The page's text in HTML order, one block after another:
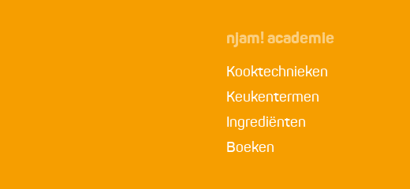
njam! academie
Kooktechnieken
Keukentermen
Ingrediënten
Boeken